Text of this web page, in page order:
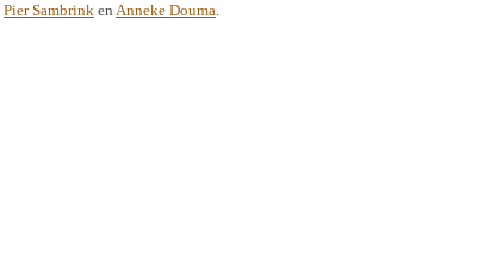
Pier Sambrink en Anneke Douma.